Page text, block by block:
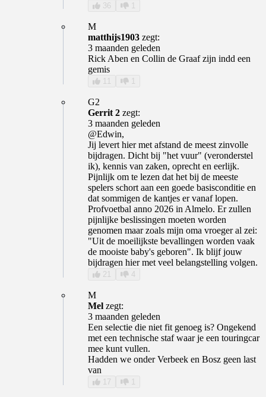
36 1
M
matthijs1903 zegt:
3 maanden geleden
Rick Aben en Collin de Graaf zijn indd een
gemis
11 1
G2
Gerrit 2 zegt:
3 maanden geleden
@Edwin,
Jij levert hier met afstand de meest zinvolle
bijdragen. Dicht bij "het vuur" (veronderstel
ik), kennis van zaken, oprecht en eerlijk.
Pijnlijk om te lezen dat het bij de meeste
spelers schort aan een goede basisconditie en
dat sommigen de kantjes er vanaf lopen.
Profvoetbal anno 2026 in Almelo. Er zullen
pijnlijke beslissingen moeten worden
genomen maar zoals mijn oma vroeger al zei:
"Uit de moeilijkste bevallingen worden vaak
de mooiste baby's geboren". Ik blijf jouw
bijdragen hier met veel belangstelling volgen.
21 4
M
Mel zegt:
3 maanden geleden
Een selectie die niet fit genoeg is? Ongekend
met een technische staf waar je een touringcar
mee kunt vullen.
Hadden we onder Verbeek en Bosz geen last
van
17 1